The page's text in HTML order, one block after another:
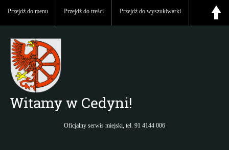
Przejdź do menu Przejdź do treści Przejdź do wyszukiwarki
Witamy w Cedyni!
Oficjalny serwis miejski, tel. 91 4144 006